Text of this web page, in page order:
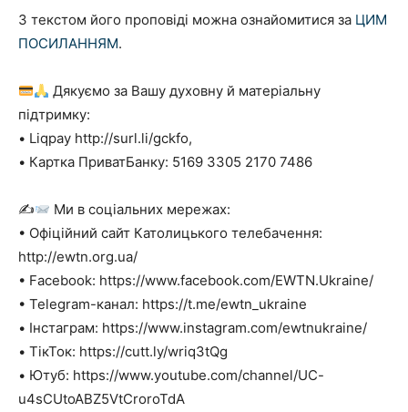
З текстом його проповіді можна ознайомитися за ЦИМ
ПОСИЛАННЯМ.
Дякуємо за Вашу духовну й матеріальну
підтримку:
• Liqpay http://surl.li/gckfo,
• Картка ПриватБанку: 5169 3305 2170 7486
✍
Ми в соціальних мережах:
• Офіційний сайт Католицького телебачення:
http://ewtn.org.ua/
• Facebook: https://www.facebook.com/EWTN.Ukraine/
• Telegram-канал: https://t.me/ewtn_ukraine
• Інстаграм: https://www.instagram.com/ewtnukraine/
• ТікТок: https://cutt.ly/wriq3tQg
• Ютуб: https://www.youtube.com/channel/UC-
u4sCUtoABZ5VtCroroTdA